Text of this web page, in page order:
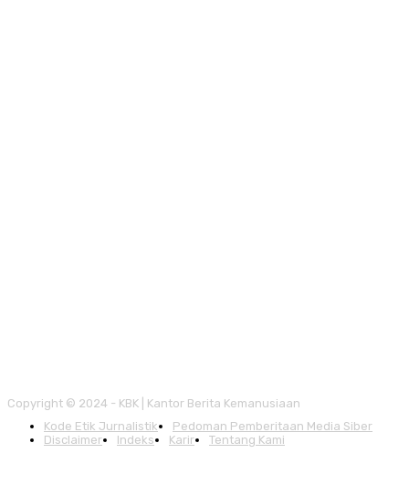
Copyright © 2024 - KBK | Kantor Berita Kemanusiaan
Kode Etik Jurnalistik
Pedoman Pemberitaan Media Siber
Disclaimer
Indeks Karir Tentang Kami